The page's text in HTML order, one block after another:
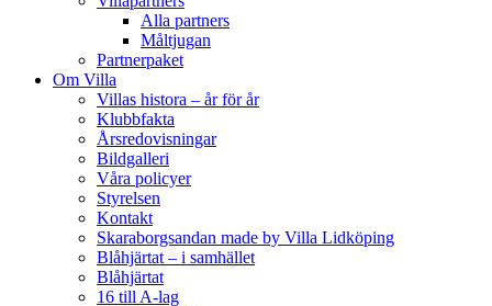
Alla partners
Måltjugan
Partnerpaket
Om Villa
Villas histora – år för år
Klubbfakta
Årsredovisningar
Bildgalleri
Våra policyer
Styrelsen
Kontakt
Skaraborgsandan made by Villa Lidköping
Blåhjärtat – i samhället
Blåhjärtat
16 till A-lag